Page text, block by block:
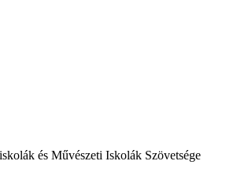
és Művészeti Iskolák Szövetsége